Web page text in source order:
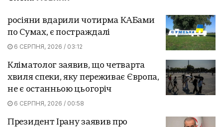
росіяни вдарили чотирма КАБами
по Сумах, є постраждалі
6 СЕРПНЯ, 2026 / 03:12
Кліматолог заявив, що четварта
хвиля спеки, яку переживає Європа,
не є останньою цьогоріч
6 СЕРПНЯ, 2026 / 00:58
Президент Ірану заявив про